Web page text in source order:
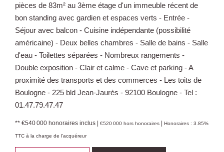
pièces de 83m² au 3ème étage d'un immeuble récent de
bon standing avec gardien et espaces verts - Entrée -
Séjour avec balcon - Cuisine indépendante (possibilité
américaine) - Deux belles chambres - Salle de bains - Salle
d'eau - Toilettes séparées - Nombreux rangements -
Double exposition - Clair et calme - Cave et parking - A
proximité des transports et des commerces - Les toits de
Boulogne - 225 bld Jean-Jaurès - 92100 Boulogne - Tel :
01.47.79.47.47
** €540 000 honoraires inclus | €520 000 hors honoraires | Honoraires : 3.85%
TTC à la charge de l'acquéreur